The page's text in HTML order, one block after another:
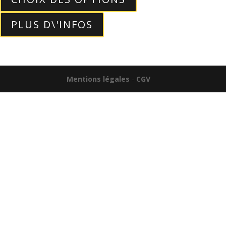
PLUS D\'INFOS
Mentions légales - CGV